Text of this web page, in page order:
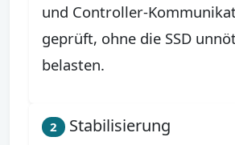
und Controller-
geprüft, ohne die SSD
belasten.
2 Stabilisierung